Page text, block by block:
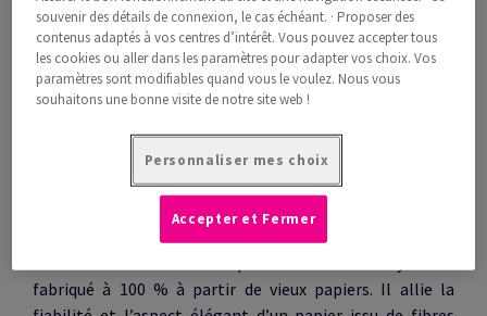
Le papier recyclé en pleine forme
fabriqué à 100 % à partir de vieux papiers. Il allie la
souvenir des détails de connexion, le cas échéant. · Proposer des
contenus adaptés à vos centres d’intérêt. Vous pouvez accepter tous
les cookies ou aller dans les paramètres pour adapter vos choix. Vos
paramètres sont modifiables quand vous le voulez. Nous vous
souhaitons une bonne visite de notre site web !
Personnaliser mes choix
Accepter et Fermer